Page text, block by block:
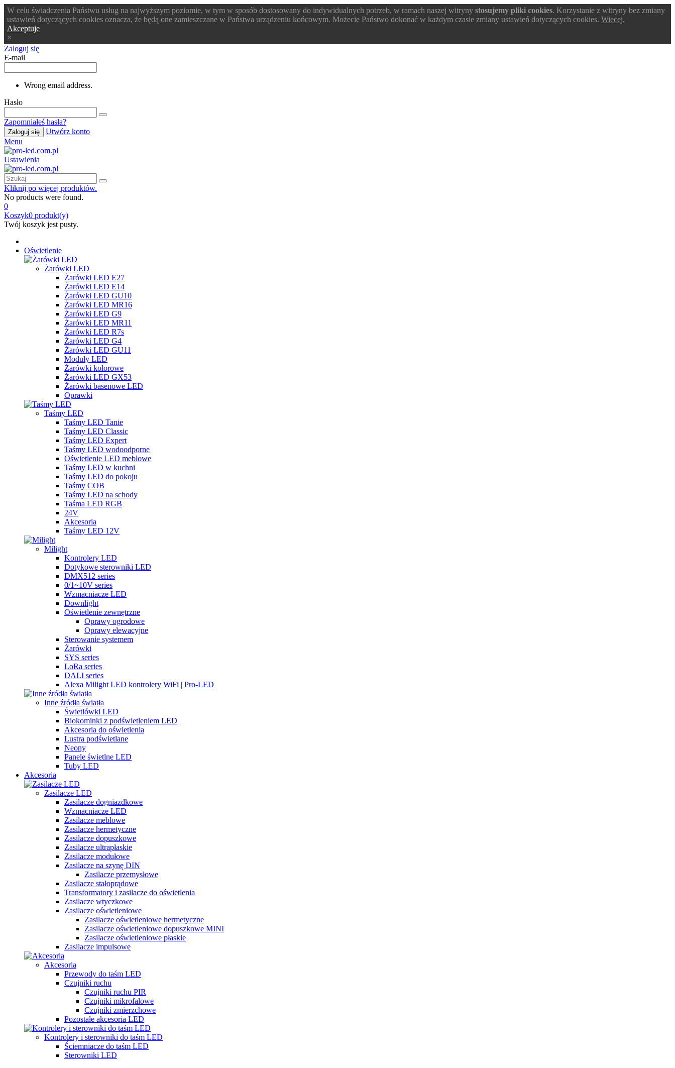
W celu świadczenia Państwu usług na najwyższym poziomie, w tym w sposób dostosowany do indywidualnych potrzeb, w ramach naszej witryny stosujemy pliki cookies. Korzystanie z witryny bez zmiany
ustawień dotyczących cookies oznacza, że będą one zamieszczane w Państwa urządzeniu końcowym. Możecie Państwo dokonać w każdym czasie zmiany ustawień dotyczących cookies. Wiecej.
Akceptuje
×
Zaloguj się
E-mail
Wrong email address.
Hasło
Zapomniałeś hasła?
Zaloguj się
Utwórz konto
Menu
Ustawienia
Kliknij po więcej produktów.
No products were found.
0
Koszyk0 produkt(y)
Twój koszyk jest pusty.
Oświetlenie
Żarówki LED
Żarówki LED E27
Żarówki LED E14
Żarówki LED GU10
Żarówki LED MR16
Żarówki LED G9
Żarówki LED MR11
Żarówki LED R7s
Żarówki LED G4
Żarówki LED GU11
Moduły LED
Żarówki kolorowe
Żarówki LED GX53
Żarówki basenowe LED
Oprawki
Taśmy LED
Taśmy LED Tanie
Taśmy LED Classic
Taśmy LED Expert
Taśmy LED wodoodporne
Oświetlenie LED meblowe
Taśmy LED w kuchni
Taśmy LED do pokoju
Taśmy COB
Taśmy LED na schody
Taśma LED RGB
24V
Akcesoria
Taśmy LED 12V
Milight
Kontrolery LED
Dotykowe sterowniki LED
DMX512 series
0/1~10V series
Wzmacniacze LED
Downlight
Oświetlenie zewnętrzne
Oprawy ogrodowe
Oprawy elewacyjne
Sterowanie systemem
Żarówki
SYS series
LoRa series
DALI series
Alexa Milight LED kontrolery WiFi | Pro-LED
Inne źródła światła
Świetlówki LED
Biokominki z podświetleniem LED
Akcesoria do oświetlenia
Lustra podświetlane
Neony
Panele świetlne LED
Tuby LED
Akcesoria
Zasilacze LED
Zasilacze dogniazdkowe
Wzmacniacze LED
Zasilacze meblowe
Zasilacze hermetyczne
Zasilacze dopuszkowe
Zasilacze ultrapłaskie
Zasilacze modułowe
Zasilacze na szynę DIN
Zasilacze przemysłowe
Zasilacze stałoprądowe
Transformatory i zasilacze do oświetlenia
Zasilacze wtyczkowe
Zasilacze oświetleniowe
Zasilacze oświetleniowe hermetyczne
Zasilacze oświetleniowe dopuszkowe MINI
Zasilacze oświetleniowe płaskie
Zasilacze impulsowe
Akcesoria
Przewody do taśm LED
Czujniki ruchu
Czujniki ruchu PIR
Czujniki mikrofalowe
Czujniki zmierzchowe
Pozostałe akcesoria LED
Kontrolery i sterowniki do taśm LED
Ściemniacze do taśm LED
Sterowniki LED